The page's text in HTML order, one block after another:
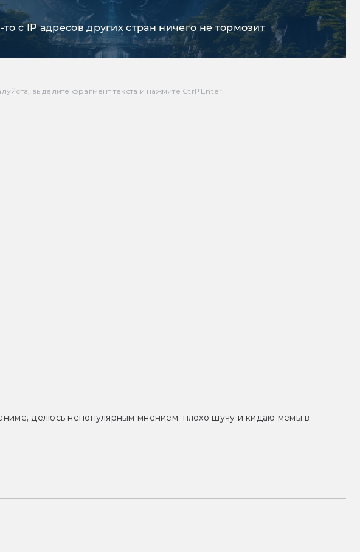
с IP адресов других стран ничего не тормозит
выделите фрагмент текста и нажмите Ctrl+Enter.
делюсь непопулярным мнением, плохо шучу и кидаю мемы в